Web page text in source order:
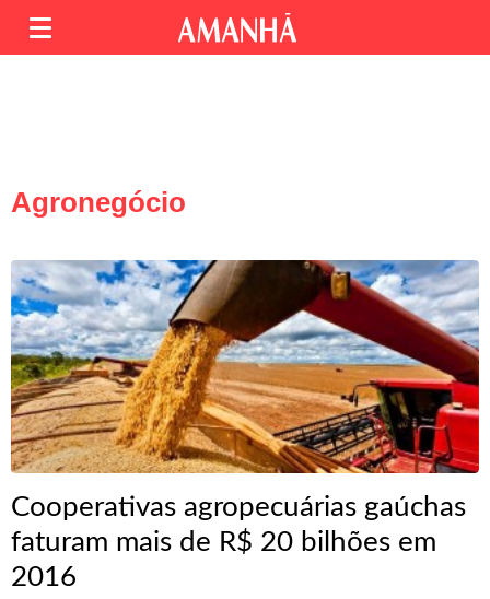
Agronegócio
Cooperativas agropecuárias gaúchas
faturam mais de R$ 20 bilhões em
2016